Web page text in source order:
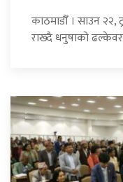
काठमाडौँ । साउन २२,
राख्दै धनुषाको